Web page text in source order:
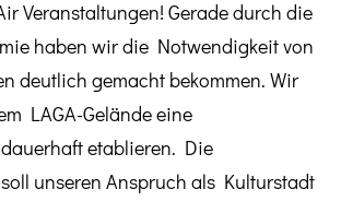
Veranstaltungen! Gerade durch die
haben wir die Notwendigkeit von
deutlich gemacht bekommen. Wir
LAGA-Gelände eine
etablieren. Die
unseren Anspruch als Kulturstadt